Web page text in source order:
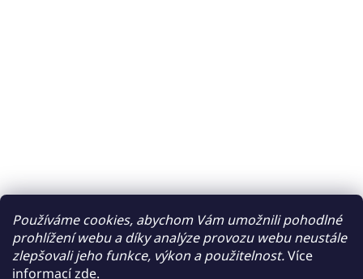
Používáme cookies, abychom Vám umožnili pohodlné
prohlížení webu a díky analýze provozu webu neustále
zlepšovali jeho funkce, výkon a použitelnost.Více
informacízde.